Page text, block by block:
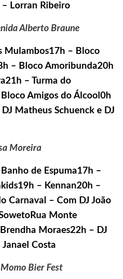
Lorran Ribeiro
Alberto Braune
Mulambos17h – Bloco
– Bloco Amoribunda20h
– Turma do
Amigos do Álcool0h
Matheus Schuenck e DJ
Moreira
de Espuma17h –
– Kennan20h –
Carnaval – Com DJ João
Monte
Moraes22h – DJ
Costa
Bier Fest